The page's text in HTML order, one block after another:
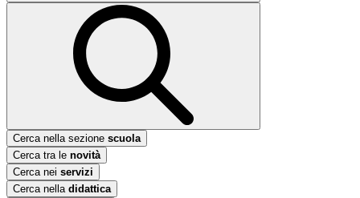
Cerca nella sezione scuola
Cerca tra le novità
Cerca nei servizi
Cerca nella didattica